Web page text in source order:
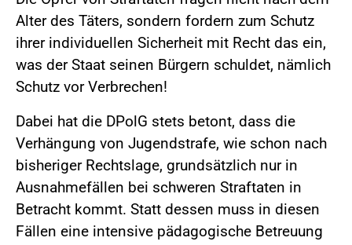
Alter des Täters, sondern fordern zum Schutz
ihrer individuellen Sicherheit mit Recht das ein,
was der Staat seinen Bürgern schuldet, nämlich
Schutz vor Verbrechen!
Dabei hat die DPolG stets betont, dass die
Verhängung von Jugendstrafe, wie schon nach
bisheriger Rechtslage, grundsätzlich nur in
Ausnahmefällen bei schweren Straftaten in
Betracht kommt. Statt dessen muss in diesen
Fällen eine intensive pädagogische Betreuung